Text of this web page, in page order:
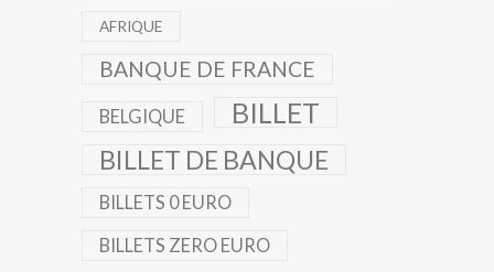
AFRIQUE
BANQUE DE FRANCE
BELGIQUE BILLET
BILLET DE BANQUE
BILLETS 0 EURO
BILLETS ZERO EURO